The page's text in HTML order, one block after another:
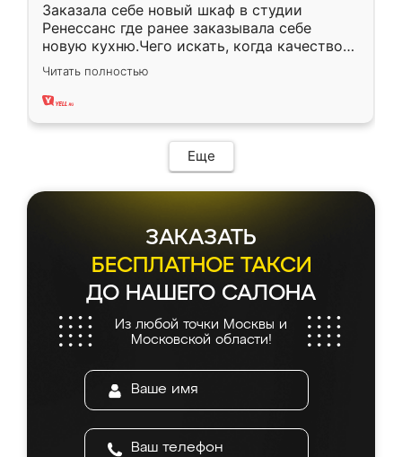
Заказала себе новый шкаф в студии
Ренессанс где ранее заказывала себе
новую кухню.Чего искать, когда качеством
вполне довольна. Служит кухня уже почти
два года, нареканий нет.
Читать полностью
Еще
ЗАКАЗАТЬ
БЕСПЛАТНОЕ ТАКСИ
ДО НАШЕГО САЛОНА
Из любой точки Москвы и
Московской области!